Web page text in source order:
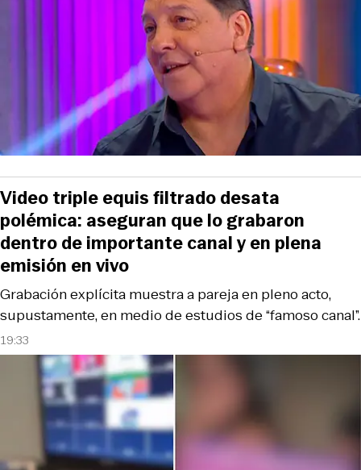
19:33
Grabación explícita muestra a pareja en pleno acto,
supustamente, en medio de estudios de “famoso canal”.
Video triple equis filtrado desata
polémica: aseguran que lo grabaron
dentro de importante canal y en plena
emisión en vivo